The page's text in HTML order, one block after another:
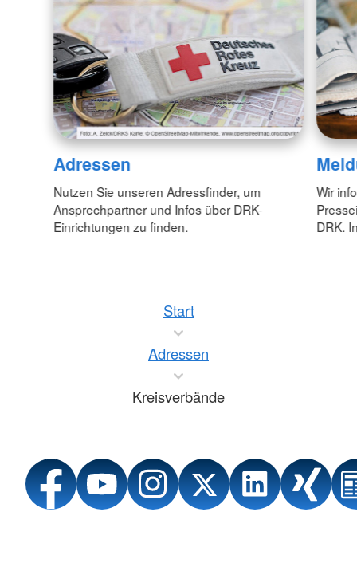
Adressen
Nutzen Sie unseren Adressfinder, um
Ansprechpartner und Infos über DRK-
Einrichtungen zu finden.
Wir
DRK.
Start
Adressen
Kreisverbände